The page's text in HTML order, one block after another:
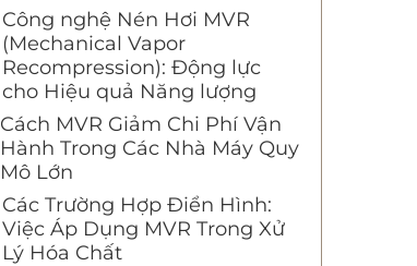
Công nghệ Nén Hơi MVR
(Mechanical Vapor
Recompression): Động lực
cho Hiệu quả Năng lượng
Cách MVR Giảm Chi Phí Vận
Hành Trong Các Nhà Máy Quy
Mô Lớn
Các Trường Hợp Điển Hình:
Việc Áp Dụng MVR Trong Xử
Lý Hóa Chất